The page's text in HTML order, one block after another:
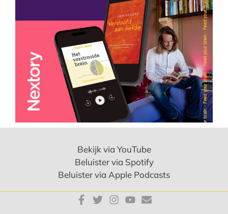
Bekijk via YouTube
Beluister via Spotify
Beluister via Apple Podcasts